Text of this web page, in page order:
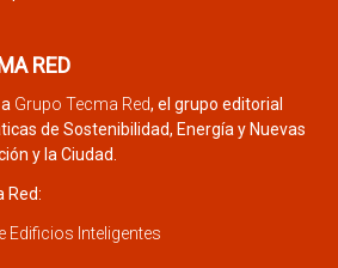
RED
Grupo Tecma Red, el grupo editorial
de Sostenibilidad, Energía y Nuevas
y la Ciudad.
Red:
Edificios Inteligentes